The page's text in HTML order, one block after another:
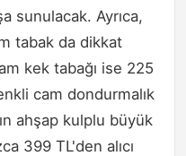
sunulacak. Ayrıca,
tabak da dikkat
kek tabağı ise 225
cam dondurmalık
ahşap kulplu büyük
399 TL'den alıcı